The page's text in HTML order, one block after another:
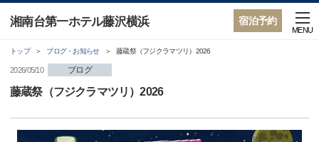
宿泊予約
湘南台第一ホテル藤沢横浜
MENU
トップ ブログ・お知らせ 藤蔵祭（フジクラマツリ）2026
2026/05/10 ブログ
藤蔵祭（フジクラマツリ）2026